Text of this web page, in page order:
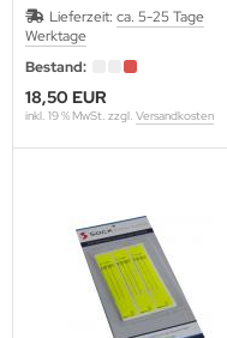
Lieferzeit: ca. 5-25 Tage
Werktage
Bestand:
18,50 EUR
inkl. 19 % MwSt. zzgl. Versandkosten
50 GEAR